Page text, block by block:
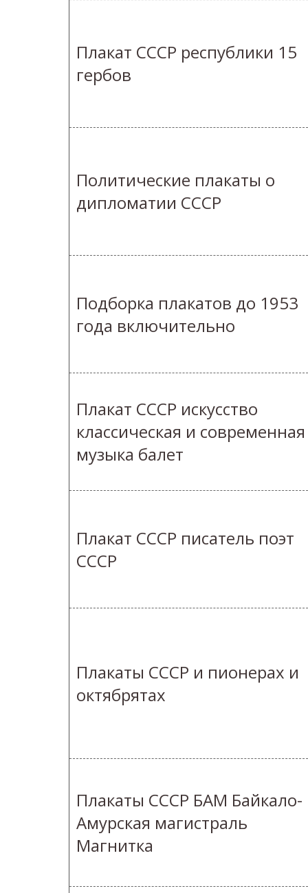
Плакат СССР республики 15
гербов
Политические плакаты о
дипломатии СССР
Подборка плакатов до 1953
года включительно
Плакат СССР искусство
классическая и современная
музыка балет
Плакат СССР писатель поэт
СССР
Плакаты СССР и пионерах и
октябрятах
Плакаты СССР БАМ Байкало-
Амурская магистраль
Магнитка